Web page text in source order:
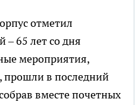
отметил
65 лет со дня
мероприятия,
прошли в последний
вместе почетных